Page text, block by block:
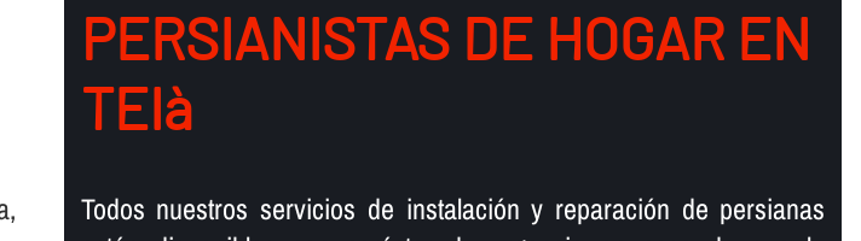
PERSIANISTAS DE HOGAR EN
TEIà
Todos nuestros servicios de instalación y reparación de persianas